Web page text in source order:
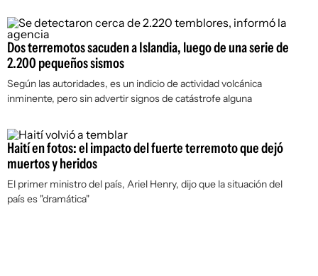
Dos terremotos sacuden a Islandia, luego de una serie de
2.200 pequeños sismos
Según las autoridades, es un indicio de actividad volcánica
inminente, pero sin advertir signos de catástrofe alguna
Haití en fotos: el impacto del fuerte terremoto que dejó
muertos y heridos
El primer ministro del país, Ariel Henry, dijo que la situación del
país es "dramática"